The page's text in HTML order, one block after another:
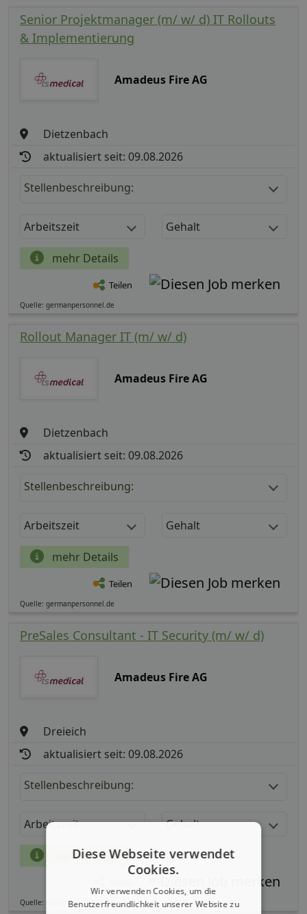
Senior Projektmanager (m/ w/ d) IT Rollouts
& Implementierung
Amadeus Fire AG
Dietzenbach
aktualisiert seit: 09.08.2026
Stellenbeschreibung:
Arbeitszeit Gehalt
mehr Details
Teilen
Quelle: germanpersonnel.de
Rollout Manager IT (m/ w/ d)
Amadeus Fire AG
Dietzenbach
aktualisiert seit: 09.08.2026
Stellenbeschreibung:
Arbeitszeit Gehalt
mehr Details
Teilen
Quelle: germanpersonnel.de
PreSales Consultant - IT Security (m/ w/ d)
Amadeus Fire AG
Dreieich
aktualisiert seit: 09.08.2026
Stellenbeschreibung:
Arbeitszeit Gehalt
mehr Details
Quelle: germanpersonnel.de
Diese Webseite verwendet
Cookies.
Wir verwenden Cookies, um die
Benutzerfreundlichkeit unserer Website zu